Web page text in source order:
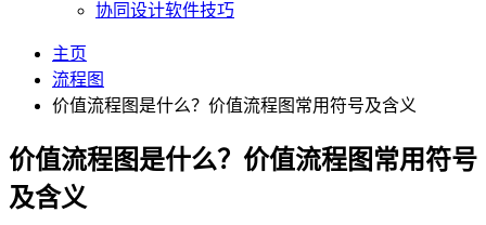
协同设计软件技巧
主页
流程图
价值流程图是什么？价值流程图常用符号及含义
价值流程图是什么？价值流程图常用符号
及含义